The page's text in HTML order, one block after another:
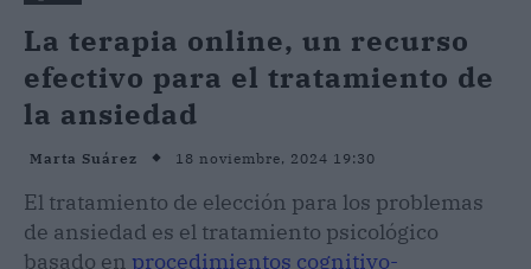
La terapia online, un recurso
efectivo para el tratamiento de
la ansiedad
Marta Suárez 18 noviembre, 2024 19:30
El tratamiento de elección para los problemas
de ansiedad es el tratamiento psicológico
basado en procedimientos cognitivo-